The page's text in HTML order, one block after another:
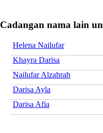
Cadangan nama lain
Helena Nailufar
Khayra Darisa
Nailufar Alzahrah
Darisa Ayla
Darisa Afia